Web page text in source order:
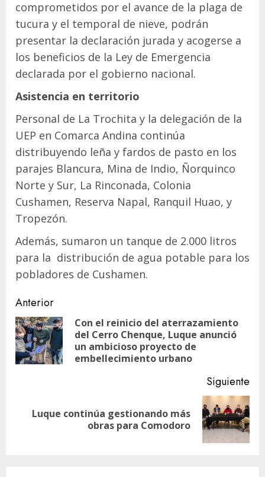
comprometidos por el avance de la plaga de
tucura y el temporal de nieve, podrán
presentar la declaración jurada y acogerse a
los beneficios de la Ley de Emergencia
declarada por el gobierno nacional.
Asistencia en territorio
Personal de La Trochita y la delegación de la
UEP en Comarca Andina continúa
distribuyendo leña y fardos de pasto en los
parajes Blancura, Mina de Indio, Ñorquinco
Norte y Sur, La Rinconada, Colonia
Cushamen, Reserva Napal, Ranquil Huao, y
Tropezón.
Además, sumaron un tanque de 2.000 litros
para la distribución de agua potable para los
pobladores de Cushamen.
Navegación
de
entradas
Anterior
Con el reinicio del aterrazamiento
del Cerro Chenque, Luque anunció
un ambicioso proyecto de
embellecimiento urbano
Siguiente
Siguiente
Luque continúa gestionando más
obras para Comodoro